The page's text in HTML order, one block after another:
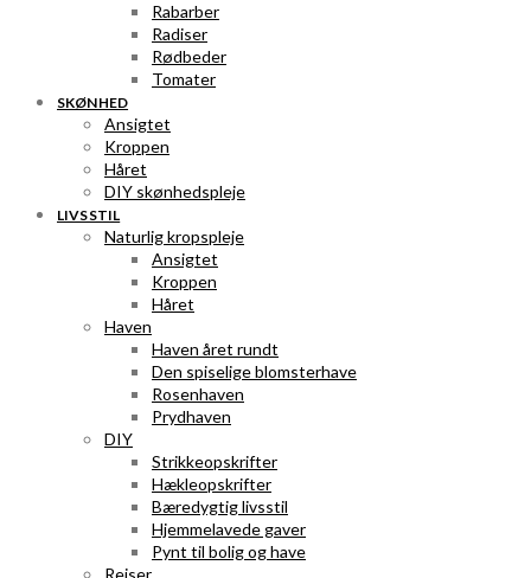
Rabarber
Radiser
Rødbeder
Tomater
SKØNHED
Ansigtet
Kroppen
Håret
DIY skønhedspleje
LIVSSTIL
Naturlig kropspleje
Ansigtet
Kroppen
Håret
Haven
Haven året rundt
Den spiselige blomsterhave
Rosenhaven
Prydhaven
DIY
Strikkeopskrifter
Hækleopskrifter
Bæredygtig livsstil
Hjemmelavede gaver
Pynt til bolig og have
Rejser